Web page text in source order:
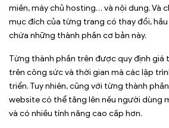
miền, máy chủ hosting… và nội dung. Và
mục đích của từng trang có thay đổi,
chứa những thành phần cơ bản này.
Từng thành phần trên được quy định giá
trên công sức và thời gian mà các lập
triển. Tuy nhiên, cũng với từng thành
website có thể tăng lên nếu người dùng
và có nhiều tính năng cao cấp hơn.